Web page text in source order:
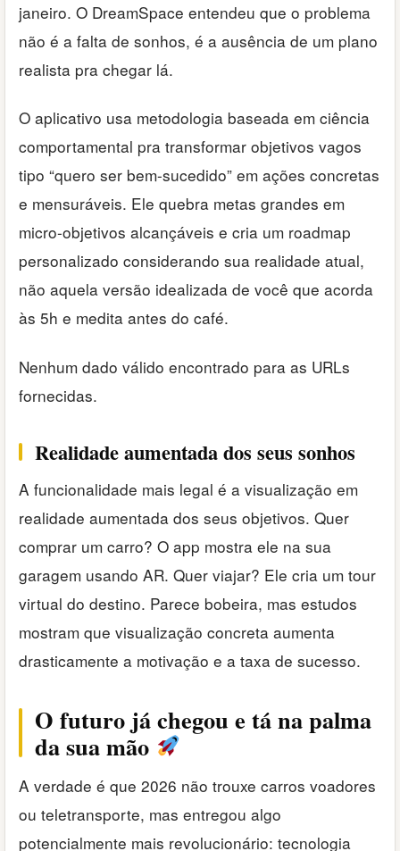
janeiro. O DreamSpace entendeu que o problema
não é a falta de sonhos, é a ausência de um plano
realista pra chegar lá.
O aplicativo usa metodologia baseada em ciência
comportamental pra transformar objetivos vagos
tipo “quero ser bem-sucedido” em ações concretas
e mensuráveis. Ele quebra metas grandes em
micro-objetivos alcançáveis e cria um roadmap
personalizado considerando sua realidade atual,
não aquela versão idealizada de você que acorda
às 5h e medita antes do café.
Nenhum dado válido encontrado para as URLs
fornecidas.
Realidade aumentada dos seus sonhos
A funcionalidade mais legal é a visualização em
realidade aumentada dos seus objetivos. Quer
comprar um carro? O app mostra ele na sua
garagem usando AR. Quer viajar? Ele cria um tour
virtual do destino. Parece bobeira, mas estudos
mostram que visualização concreta aumenta
drasticamente a motivação e a taxa de sucesso.
O futuro já chegou e tá na palma
da sua mão
A verdade é que 2026 não trouxe carros voadores
ou teletransporte, mas entregou algo
potencialmente mais revolucionário: tecnologia